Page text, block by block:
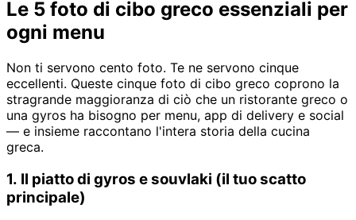
Le 5 foto di cibo greco essenziali per
ogni menu
Non ti servono cento foto. Te ne servono cinque
eccellenti. Queste cinque foto di cibo greco coprono la
stragrande maggioranza di ciò che un ristorante greco o
una gyros ha bisogno per menu, app di delivery e social
— e insieme raccontano l'intera storia della cucina
greca.
1. Il piatto di gyros e souvlaki (il tuo scatto
principale)